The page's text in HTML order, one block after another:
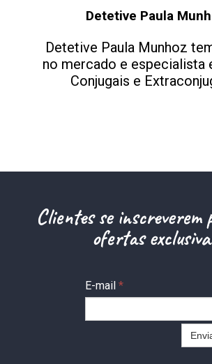
Detetive Paula
Detetive Paula Munhoz
no mercado e especialista
Conjugais e
Clientes se inscreverem
ofertas
E-mail *